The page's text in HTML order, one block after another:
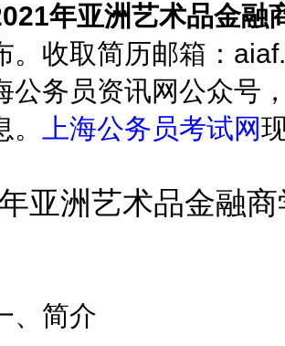
亚洲艺术品金融商
。 收取简历邮箱：
公务员资讯网公众号
上海公务员考试网
亚洲艺术品金融
简介